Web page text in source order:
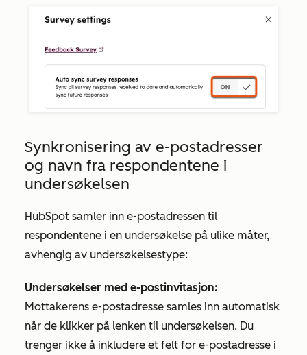
Synkronisering av e-postadresser
og navn fra respondentene i
undersøkelsen
HubSpot samler inn e-postadressen til
respondentene i en undersøkelse på ulike måter,
avhengig av undersøkelsestype:
Undersøkelser med e-postinvitasjon:
Mottakerens e-postadresse samles inn automatisk
når de klikker på lenken til undersøkelsen. Du
trenger ikke å inkludere et felt for e-postadresse i